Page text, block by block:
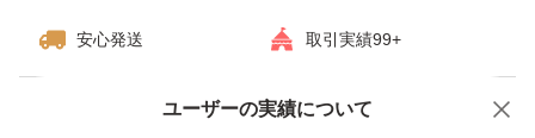
安心発送 取引実績99+
ユーザーの実績について
価格の相談 商品への質問